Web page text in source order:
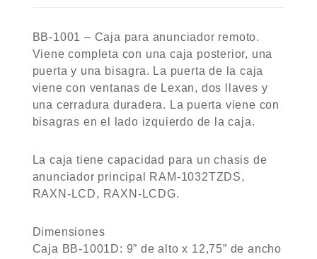
BB-1001 – Caja para anunciador remoto.
Viene completa con una caja posterior, una
puerta y una bisagra. La puerta de la caja
viene con ventanas de Lexan, dos llaves y
una cerradura duradera. La puerta viene con
bisagras en el lado izquierdo de la caja.
La caja tiene capacidad para un chasis de
anunciador principal RAM-1032TZDS,
RAXN-LCD, RAXN-LCDG.
Dimensiones
Caja BB-1001D: 9” de alto x 12,75” de ancho